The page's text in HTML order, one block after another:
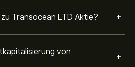
Transocean LTD Aktie? +
von
+